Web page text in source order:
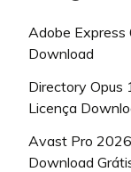
Adobe Express
Download
Directory Opus
Licença
Avast Pro
Download